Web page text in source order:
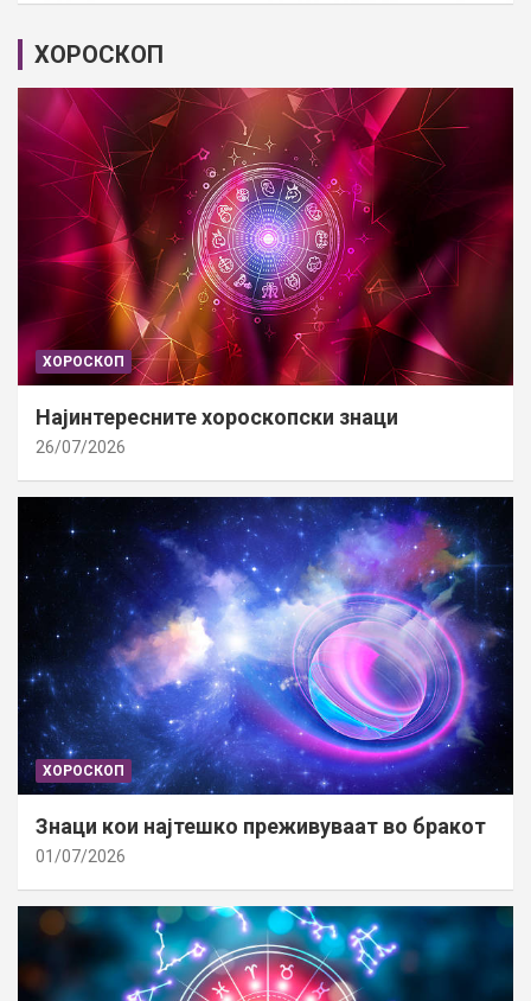
ХОРОСКОП
ХОРОСКОП
Најинтересните хороскопски знаци
26/07/2026
ХОРОСКОП
Знаци кои најтешко преживуваат во бракот
01/07/2026